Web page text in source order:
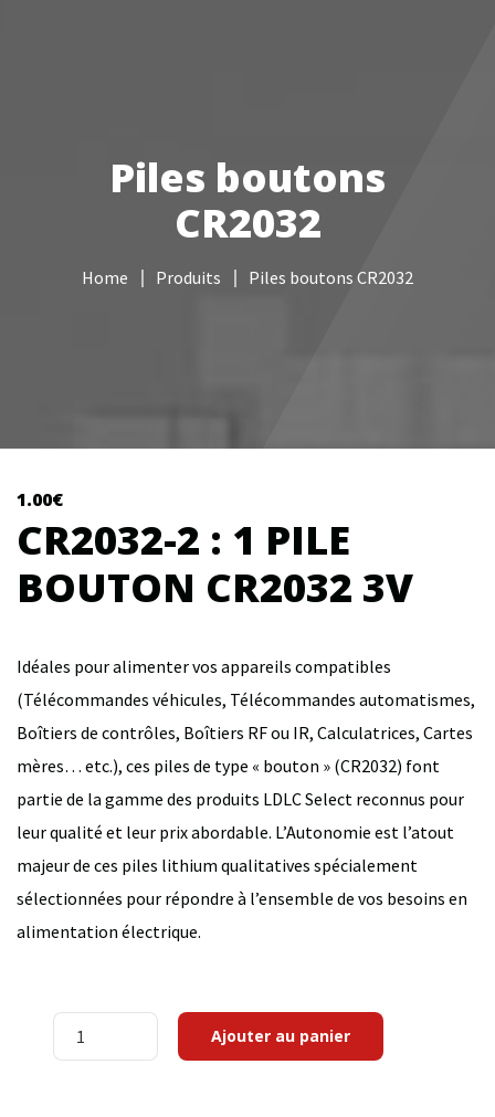
Câblage réseau
NAS
Vidéo surveillance
Piles boutons
CR2032
Home Produits Piles boutons CR2032
1.00€
CR2032-2 : 1 PILE
BOUTON CR2032 3V
Idéales pour alimenter vos appareils compatibles
(Télécommandes véhicules, Télécommandes automatismes,
Boîtiers de contrôles, Boîtiers RF ou IR, Calculatrices, Cartes
mères… etc.), ces piles de type « bouton » (CR2032) font
partie de la gamme des produits LDLC Select reconnus pour
leur qualité et leur prix abordable. L’Autonomie est l’atout
majeur de ces piles lithium qualitatives spécialement
sélectionnées pour répondre à l’ensemble de vos besoins en
alimentation électrique.
quantité
de
Ajouter au panier